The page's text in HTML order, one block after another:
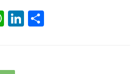
WhatsApp
LinkedIn